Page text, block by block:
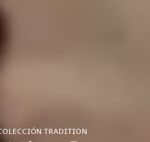
TRADITION